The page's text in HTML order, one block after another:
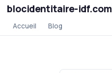
blocidentitaire-idf.com
Accueil Blog